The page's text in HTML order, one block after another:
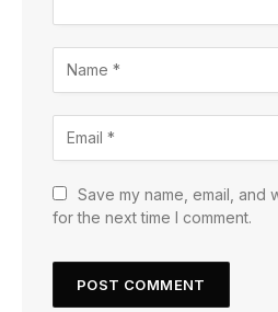
Save my name, email, and
for the next time I comment.